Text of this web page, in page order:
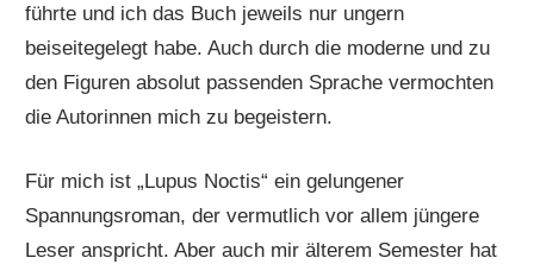
führte und ich das Buch jeweils nur ungern
beiseitegelegt habe. Auch durch die moderne und zu
den Figuren absolut passenden Sprache vermochten
die Autorinnen mich zu begeistern.
Für mich ist „Lupus Noctis“ ein gelungener
Spannungsroman, der vermutlich vor allem jüngere
Leser anspricht. Aber auch mir älterem Semester hat